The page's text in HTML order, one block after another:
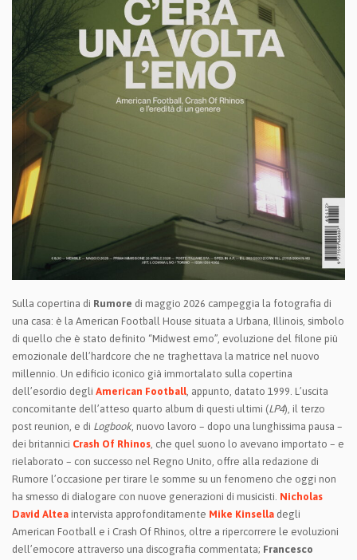
Sulla copertina di Rumore di maggio 2026 campeggia la fotografia di
una casa: è la American Football House situata a Urbana, Illinois, simbolo
di quello che è stato definito “Midwest emo”, evoluzione del filone più
emozionale dell’hardcore che ne traghettava la matrice nel nuovo
millennio. Un edificio iconico già immortalato sulla copertina
dell’esordio degli American Football, appunto, datato 1999. L’uscita
concomitante dell’atteso quarto album di questi ultimi (LP4), il terzo
post reunion, e di Logbook, nuovo lavoro – dopo una lunghissima pausa –
dei britannici Crash Of Rhinos, che quel suono lo avevano importato – e
rielaborato – con successo nel Regno Unito, offre alla redazione di
Rumore l’occasione per tirare le somme su un fenomeno che oggi non
ha smesso di dialogare con nuove generazioni di musicisti. Nicholas
David Altea intervista approfonditamente Mike Kinsella degli
American Football e i Crash Of Rhinos, oltre a ripercorrere le evoluzioni
dell’emocore attraverso una discografia commentata; Francesco